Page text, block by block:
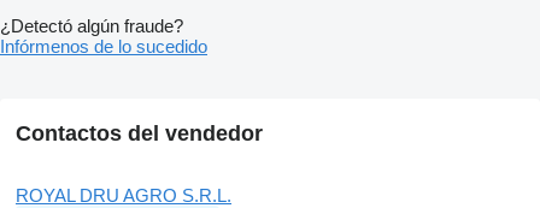
¿Detectó algún fraude?
Infórmenos de lo sucedido
Contactos del vendedor
ROYAL DRU AGRO S.R.L.